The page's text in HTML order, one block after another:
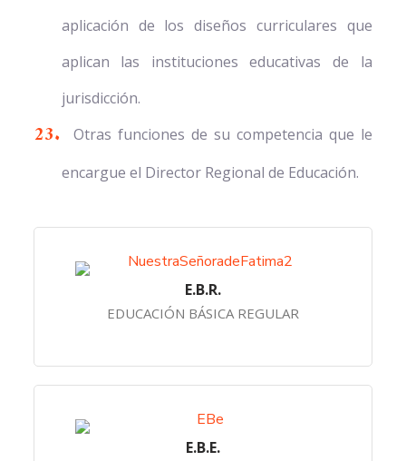
aplicación de los diseños curriculares que
aplican las instituciones educativas de la
jurisdicción.
Otras funciones de su competencia que le
encargue el Director Regional de Educación.
E.B.R.
EDUCACIÓN BÁSICA REGULAR
E.B.E.